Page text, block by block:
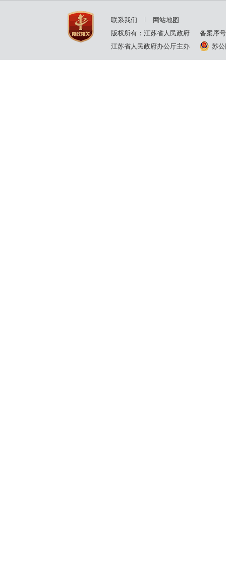
联系我们
网站地图
版权所有：江苏省人民政府
备案序
江苏省人民政府办公厅主办
苏